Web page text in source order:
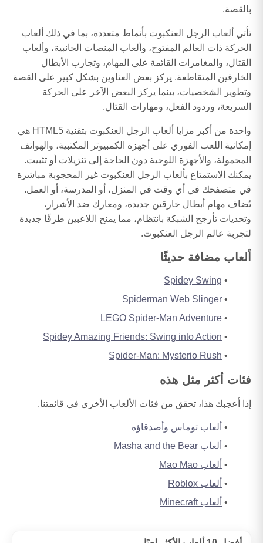
بالقصة.
تأتي ألعاب الرجل العنكبوت بأنماط متعددة، بما في ذلك ألعاب
الحركة ذات العالم المفتوح، وألعاب المنصات الجانبية، وألعاب
القتال، والمغامرات القائمة على المهام، وتجارب الأبطال
الخارقين المتقاطعة. يركز بعض العناوين بشكل كبير على القصة
وتطوير الشخصيات، بينما يركز البعض الآخر على الحركة
السريعة، وردود الفعل، ومهارات القتال.
واحدة من أكبر مزايا ألعاب الرجل العنكبوت بتقنية HTML5 هي
إمكانية اللعب الفوري على أجهزة الكمبيوتر المكتبية، والهواتف
المحمولة، والأجهزة اللوحية دون الحاجة إلى تنزيلات أو تثبيت.
يمكنك الاستمتاع بألعاب الرجل العنكبوت غير المحجوبة مباشرة
في متصفحك في أي وقت في المنزل، أو المدرسة، أو العمل.
تُضاف مهام أبطال خارقين جديدة، ومعارك ضد الأشرار،
وتحديات تأرجح الشبكة بانتظام، مما يمنح اللاعبين طرقًا جديدة
لتجربة عالم الرجل العنكبوت.
ألعاب مضافة حديثًا
Spidey Swing
Spiderman Web Slinger
LEGO Spider-Man Adventure
Spidey Amazing Friends: Swing into Action
Spider-Man: Mysterio Rush
فئات أكثر مثل هذه
إذا أعجبك هذا، تحقق من فئات الألعاب الأخرى في قائمتنا.
ألعاب توماس وأصدقاؤه
ألعاب Masha and the Bear
ألعاب Mao Mao
ألعاب Roblox
ألعاب Minecraft